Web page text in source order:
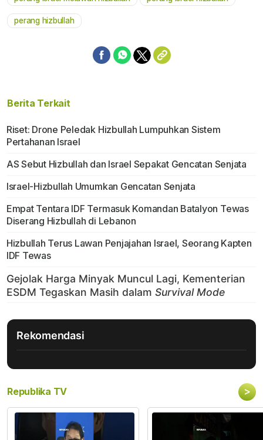
perang hizbullah
Berita Terkait
Riset: Drone Peledak Hizbullah Lumpuhkan Sistem
Pertahanan Israel
AS Sebut Hizbullah dan Israel Sepakat Gencatan Senjata
Israel-Hizbullah Umumkan Gencatan Senjata
Empat Tentara IDF Termasuk Komandan Batalyon Tewas
Diserang Hizbullah di Lebanon
Hizbullah Terus Lawan Penjajahan Israel, Seorang Kapten
IDF Tewas
Rekomendasi
Republika TV >